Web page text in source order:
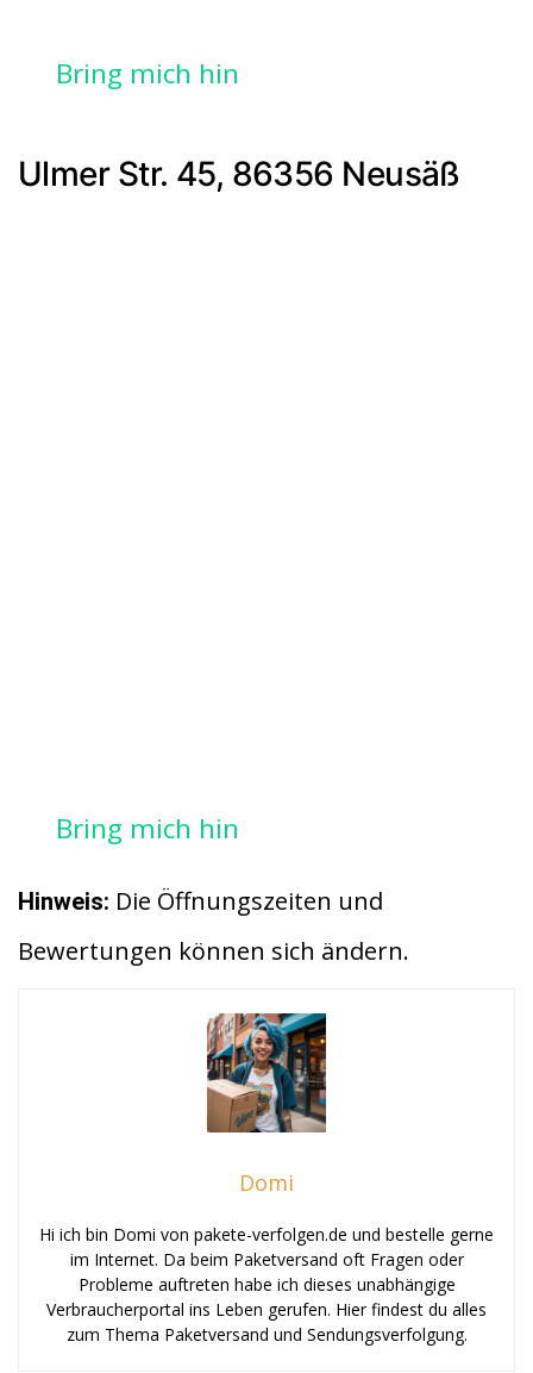
Bring mich hin
Ulmer Str. 45, 86356 Neusäß
Bring mich hin
Hinweis: Die Öffnungszeiten und
Bewertungen können sich ändern.
Domi
Hi ich bin Domi von pakete-verfolgen.de und bestelle gerne
im Internet. Da beim Paketversand oft Fragen oder
Probleme auftreten habe ich dieses unabhängige
Verbraucherportal ins Leben gerufen. Hier findest du alles
zum Thema Paketversand und Sendungsverfolgung.